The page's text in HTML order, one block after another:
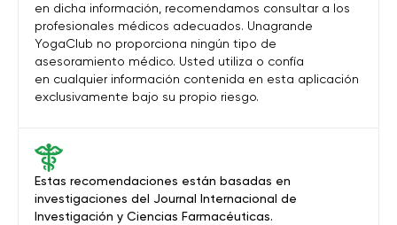
Estas recomendaciones están basadas en
investigaciones del Journal Internacional de
Investigación y Ciencias Farmacéuticas.
en dicha información, recomendamos consultar a los
profesionales médicos adecuados. Unagrande
YogaClub no proporciona ningún tipo de
asesoramiento médico. Usted utiliza o confía
en cualquier información contenida en esta aplicación
exclusivamente bajo su propio riesgo.